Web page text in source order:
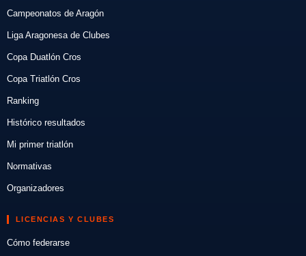
Campeonatos de Aragón
Liga Aragonesa de Clubes
Copa Duatlón Cros
Copa Triatlón Cros
Ranking
Histórico resultados
Mi primer triatlón
Normativas
Organizadores
LICENCIAS Y CLUBES
Cómo federarse